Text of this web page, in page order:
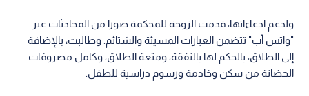
ولدعم ادعاءاتها، قدمت الزوجة للمحكمة صورا من المحادثات عبر
"واتس أب" تتضمن العبارات المسيئة والشتائم. وطالبت، بالإضافة
إلى الطلاق، بالحكم لها بالنفقة، ومتعة الطلاق، وكامل مصروفات
الحضانة من سكن وخادمة ورسوم دراسية للطفل.